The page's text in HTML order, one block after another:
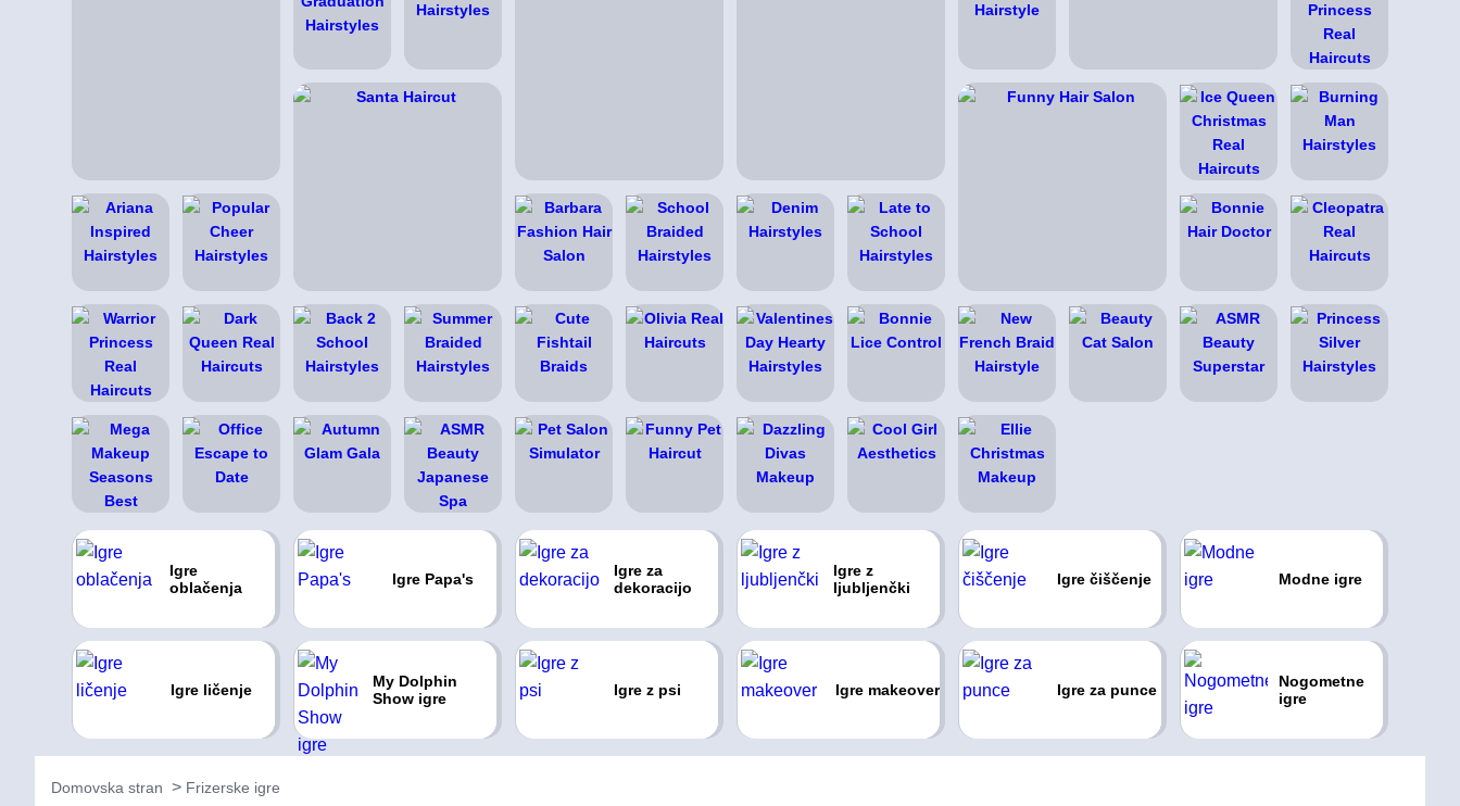
Igre
oblačenja
Igre Papa's
Igre za
dekoracijo
Igre z
ljubljenčki
Igre čiščenje Modne igre
Igre ličenje
My Dolphin
Show igre
Igre z psi Igre makeover Igre za punce
Nogometne
igre
Domovska stran Frizerske igre